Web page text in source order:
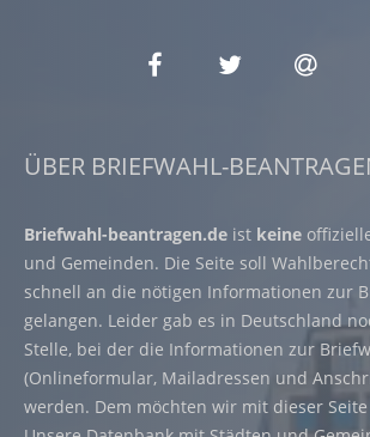
ÜBER BRIEFWAHL-
Briefwahl-beantragen.de ist keine
und Gemeinden. Die Seite soll
schnell an die nötigen Informationen zur
gelangen. Leider gab es in Deutschland
Stelle, bei der die Informationen zur
(Onlineformular, Mailadressen und
werden. Dem möchten wir mit dieser